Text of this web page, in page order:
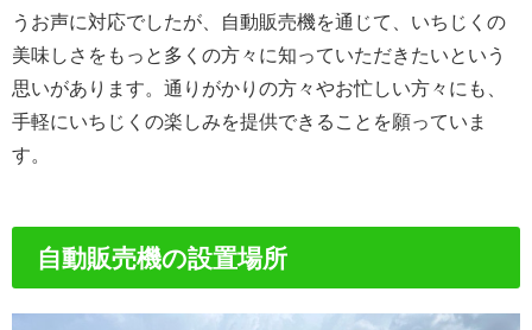
うお声に対応でしたが、自動販売機を通じて、いちじくの
美味しさをもっと多くの方々に知っていただきたいという
思いがあります。通りがかりの方々やお忙しい方々にも、
手軽にいちじくの楽しみを提供できることを願っていま
す。
自動販売機の設置場所